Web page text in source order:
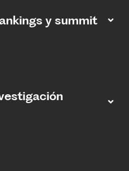
y summit